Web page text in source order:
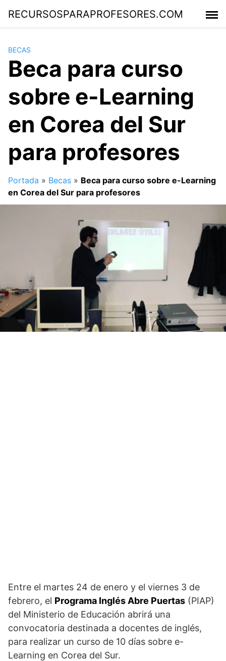
contenido
RECURSOSPARAPROFESORES.COM
BECAS
Beca para curso
sobre e-Learning
en Corea del Sur
para profesores
Portada » Becas » Beca para curso sobre e-Learning
en Corea del Sur para profesores
Entre el martes 24 de enero y el viernes 3 de
febrero, el Programa Inglés Abre Puertas (PIAP)
del Ministerio de Educación abrirá una
convocatoria destinada a docentes de inglés,
para realizar un curso de 10 días sobre e-
Learning en Corea del Sur.